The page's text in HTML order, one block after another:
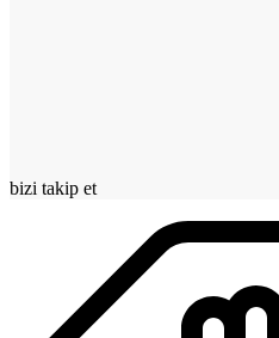
bizi takip et